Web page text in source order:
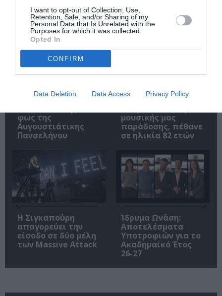
I want to opt-out of Collection, Use,
Retention, Sale, and/or Sharing of my
Personal Data that Is Unrelated with the
Purposes for which it was collected.
Opted In
CONFIRM
Data Deletion Data Access Privacy Policy
Σχετικά Άρθρα
Αρχαιολογικό
Μουσείο
φως της
Αυγουστιάτικης
Πανσελήνου
Ο Λάκης Χαλκιάς,
σημαντικός
μουσικής μας
παράδοσης, πέθανε
σε ηλικία 82 ετών
Η Σιγκαπούρη
απαγορεύει την
είσοδο σε δύο μέλη
των Massive Attack
Ίδρυμα Ωνάση:
Αποτελέσματα
Υποτροφιών για το
Ακαδημαϊκό Έτος
26-27